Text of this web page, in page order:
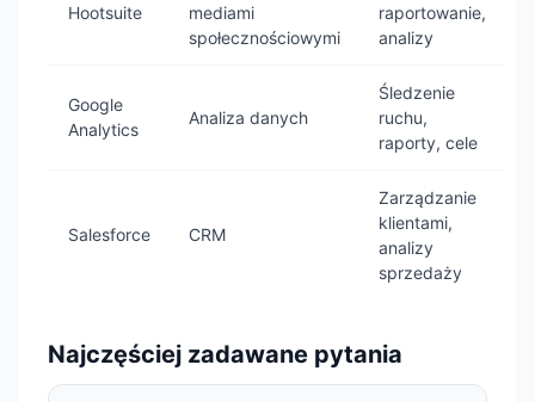
Hootsuite
mediami
społecznościowymi
raportowanie,
analizy
Google
Analytics
Analiza danych
Śledzenie
ruchu,
raporty, cele
Salesforce CRM
Zarządzanie
klientami,
analizy
sprzedaży
Najczęściej zadawane pytania